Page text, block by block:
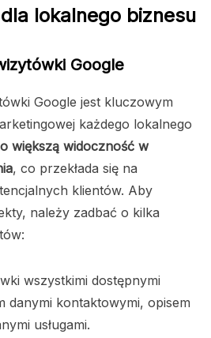
lokalnego biznesu
Google
Google jest kluczowym
każdego lokalnego
większą widoczność w
, co przekłada się na
klientów. Aby
należy zadbać o kilka
wszystkimi dostępnymi
danymi kontaktowymi, opisem
usługami.